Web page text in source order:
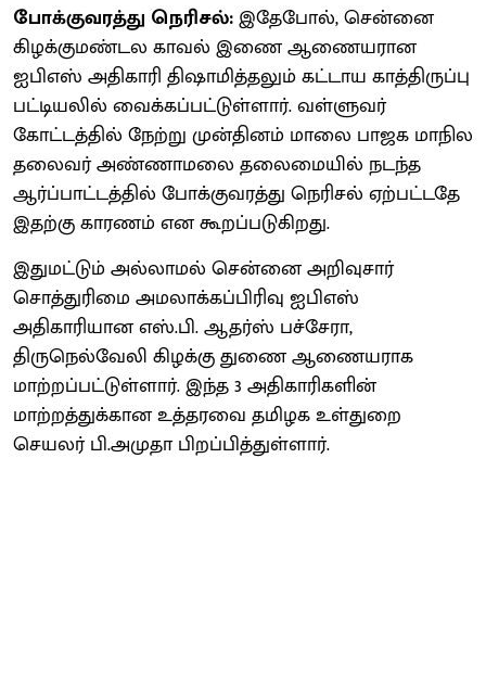
போக்குவரத்து நெரிசல்:இதேபோல், சென்னை
கிழக்குமண்டல காவல் இணை ஆணையரான
ஐபிஎஸ் அதிகாரி திஷாமித்தலும் கட்டாய காத்திருப்பு
பட்டியலில் வைக்கப்பட்டுள்ளார். வள்ளுவர்
கோட்டத்தில் நேற்று முன்தினம் மாலை பாஜக மாநில
தலைவர் அண்ணாமலை தலைமையில் நடந்த
ஆர்ப்பாட்டத்தில் போக்குவரத்து நெரிசல் ஏற்பட்டதே
இதற்கு காரணம் என கூறப்படுகிறது.
இதுமட்டும் அல்லாமல் சென்னை அறிவுசார்
சொத்துரிமை அமலாக்கப்பிரிவு ஐபிஎஸ்
அதிகாரியான எஸ்.பி. ஆதர்ஸ் பச்சேரா,
திருநெல்வேலி கிழக்கு துணை ஆணையராக
மாற்றப்பட்டுள்ளார். இந்த 3 அதிகாரிகளின்
மாற்றத்துக்கான உத்தரவை தமிழக உள்துறை
செயலர் பி.அமுதா பிறப்பித்துள்ளார்.